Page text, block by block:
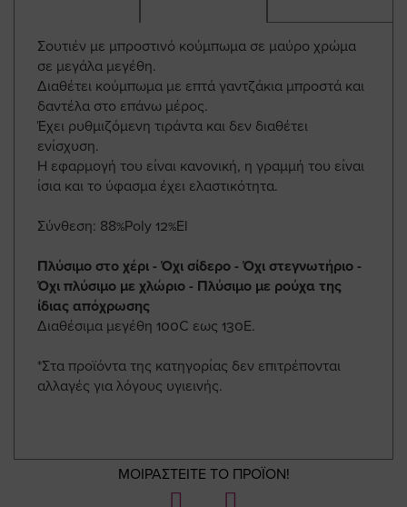
Σουτιέν με μπροστινό κούμπωμα σε μαύρο χρώμα
σε μεγάλα μεγέθη.
Διαθέτει κούμπωμα με επτά γαντζάκια μπροστά και
δαντέλα στο επάνω μέρος.
Έχει ρυθμιζόμενη τιράντα και δεν διαθέτει
ενίσχυση.
Η εφαρμογή του είναι κανονική, η γραμμή του είναι
ίσια και το ύφασμα έχει ελαστικότητα.
Σύνθεση: 88%Poly 12%El
Πλύσιμο στο χέρι - Όχι σίδερο - Όχι στεγνωτήριο -
Όχι πλύσιμο με χλώριο - Πλύσιμο με ρούχα της
ίδιας απόχρωσης
Διαθέσιμα μεγέθη 100C εως 130E.
*Στα προϊόντα της κατηγορίας δεν επιτρέπονται
αλλαγές για λόγους υγιεινής.
ΜΟΙΡΑΣΤΕΙΤΕ ΤΟ ΠΡΟΪΟΝ!